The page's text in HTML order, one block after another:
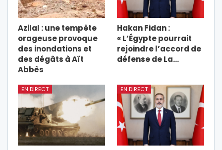
Azilal : une tempête
orageuse provoque
des inondations et
des dégâts à Aït
Abbès
Hakan Fidan :
« L’Égypte pourrait
rejoindre l’accord de
défense de La…
EN DIRECT EN DIRECT